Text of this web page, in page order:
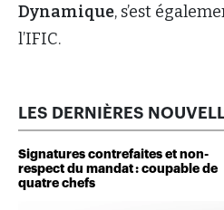
Dynamique, s’est
l’IFIC.
LES DERNIÈRES
Signatures contrefaites et non-
respect du mandat : coupable de
quatre chefs